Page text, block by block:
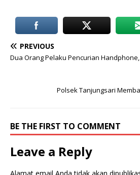
PREVIOUS
Dua Orang Pelaku Pencurian
Polsek Tanjungsari
BE THE FIRST TO COMMENT
Leave a Reply